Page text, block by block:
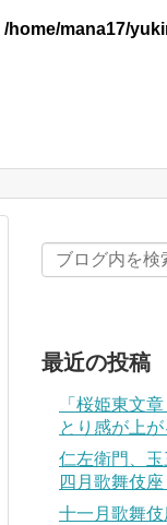
/home/mana17/
最近の投稿
「桜姫東文
とり感が上
仁左衛門、
四月歌舞伎
十一月歌舞